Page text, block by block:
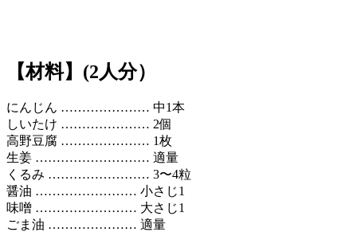
【材料】(2人分）
にんじん ………………… 中1本
しいたけ ………………… 2個
高野豆腐 ………………… 1枚
生姜 ……………………… 適量
くるみ …………………… 3〜4粒
醤油 …………………… 小さじ1
味噌 …………………… 大さじ1
ごま油 ………………… 適量